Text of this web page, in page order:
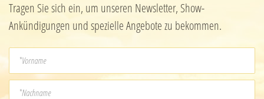
Tragen Sie sich ein, um unseren Newsletter, Show-
Ankündigungen und spezielle Angebote zu bekommen.